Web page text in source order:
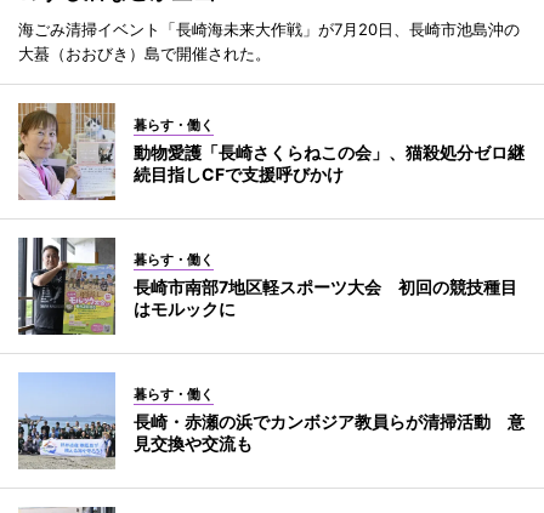
海ごみ清掃イベント「長崎海未来大作戦」が7月20日、長崎市池島沖の
大蟇（おおびき）島で開催された。
暮らす・働く
動物愛護「長崎さくらねこの会」、猫殺処分ゼロ継
続目指しCFで支援呼びかけ
暮らす・働く
長崎市南部7地区軽スポーツ大会 初回の競技種目
はモルックに
暮らす・働く
長崎・赤瀬の浜でカンボジア教員らが清掃活動 意
見交換や交流も